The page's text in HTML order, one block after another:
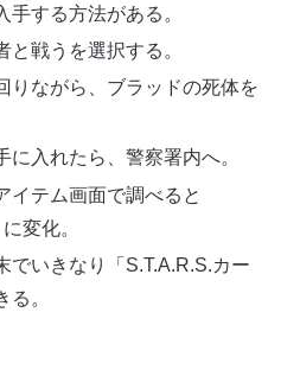
手する方法がある。
戦うを選択する。
りながら、ブラッドの死体を
に入れたら、警察署内へ。
イテム画面で調べると
変化。
でいきなり「S.T.A.R.S.カー
る。